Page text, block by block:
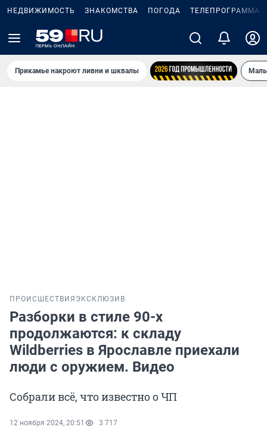
НЕДВИЖИМОСТЬ ЗНАКОМСТВА ПОГОДА ТЕЛЕПРОГРАММА
Прикамье накроют ливни и шквалы
ПРОИСШЕСТВИЯ ЭКСКЛЮЗИВ
Разборки в стиле 90-х
продолжаются: к складу
Wildberries в Ярославле приехали
люди с оружием. Видео
Собрали всё, что известно о ЧП
12 ноября 2024, 20:51 3 717